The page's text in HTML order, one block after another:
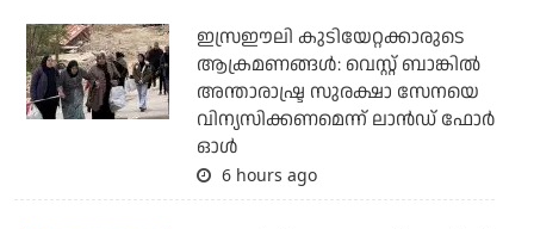
ഇസ്രഈലി കുടിയേറ്റക്കാരുടെ
ആക്രമണങ്ങള്‍: വെസ്റ്റ് ബാങ്കില്‍
അന്താരാഷ്ട്ര സുരക്ഷാ സേനയെ
വിന്യസിക്കണമെന്ന് ലാന്‍ഡ് ഫോര്‍
ഓള്‍
6 hours ago